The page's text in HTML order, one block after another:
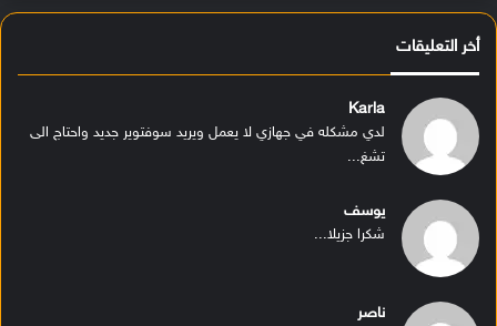
أخر التعليقات
Karla
لدي مشكله في جهازي لا يعمل ويريد سوفتوير جديد واحتاج الى
تشغ...
يوسف
شكرا جزيلا...
ناصر